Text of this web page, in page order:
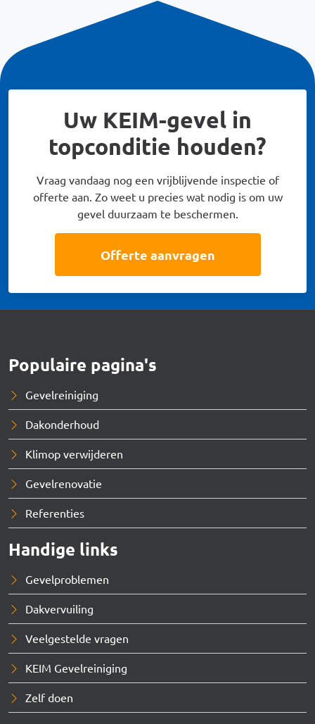
Uw KEIM-gevel in
topconditie houden?
Vraag vandaag nog een vrijblijvende inspectie of
offerte aan. Zo weet u precies wat nodig is om uw
gevel duurzaam te beschermen.
Offerte aanvragen
Populaire pagina's
Gevelreiniging
Dakonderhoud
Klimop verwijderen
Gevelrenovatie
Referenties
Handige links
Gevelproblemen
Dakvervuiling
Veelgestelde vragen
KEIM Gevelreiniging
Zelf doen